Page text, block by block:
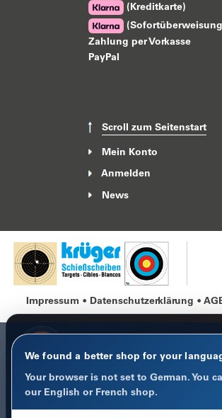
(Kreditkarte)
Zahlung per Vorkasse
PayPal
Scroll zum Seitenstart
Mein Konto
Anmelden
News
Impressum Datenschutzerklärung
We found a better shop for your
Your browser is not set to German. You
our English or French shop.
COOKIE-HINWEIS
Datenschutz im Fokus